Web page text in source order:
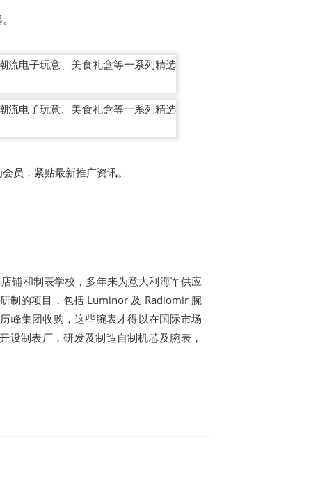
员，紧贴最新推广资讯。
铺和制表学校，多年来为意大利海军供应
制的项目，包括 Luminor 及 Radiomir 腕
峰集团收购，这些腕表才得以在国际市场
设制表厂，研发及制造自制机芯及腕表，